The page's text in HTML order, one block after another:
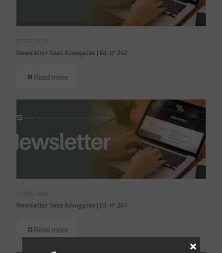
07/07/2026
Newsletter Saes Advogados | Ed. nº 242
Read more
16/06/2026
Newsletter Saes Advogados | Ed. nº 241
Read more
×